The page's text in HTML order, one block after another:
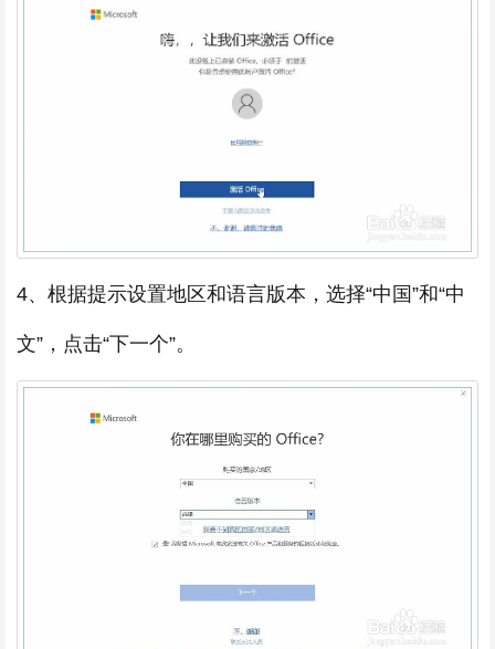
4、根据提示设置地区和语言版本，选择“中国”和“中
文”，点击“下一个”。